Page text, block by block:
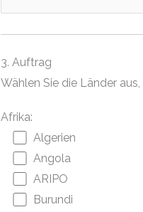
3. Auftrag
Wählen Sie die Länder
Afrika:
Algerien
Angola
ARIPO
Burundi